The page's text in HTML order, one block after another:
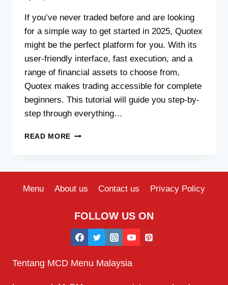
If you’ve never traded before and are looking
for a simple way to get started in 2025, Quotex
might be the perfect platform for you. With its
user-friendly interface, fast execution, and a
range of financial assets to choose from,
Quotex makes trading accessible for complete
beginners. This tutorial will guide you step-by-
step through everything…
READ MORE QUOTEX
BEGINNERS
Menu About us Contact us Privacy Policy
FOLLOW US ON
Tentang MCD Menu Malaysia